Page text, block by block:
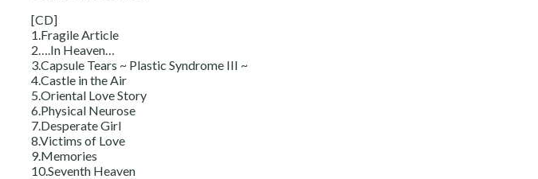
[CD]
1.Fragile Article
2….In Heaven…
3.Capsule Tears ~ Plastic Syndrome III ~
4.Castle in the Air
5.Oriental Love Story
6.Physical Neurose
7.Desperate Girl
8.Victims of Love
9.Memories
10.Seventh Heaven